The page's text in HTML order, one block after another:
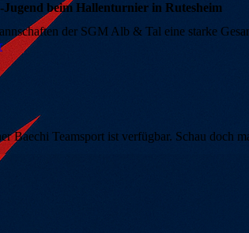
beim Hallenturnier in Rutesheim
der SGM Alb & Tal eine starke
Baechi Teamsport ist verfügbar. Schau doch